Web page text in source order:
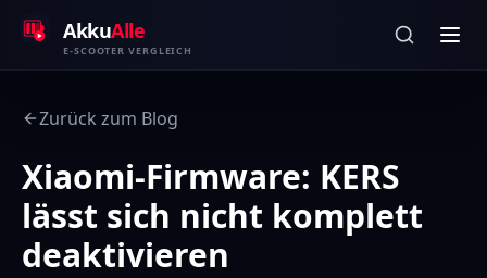
AkkuAlle
E-SCOOTER VERGLEICH
Zurück zum Blog
Xiaomi-Firmware: KERS
lässt sich nicht komplett
deaktivieren